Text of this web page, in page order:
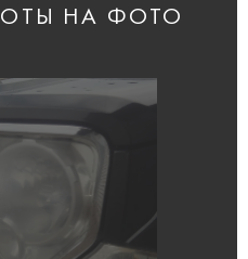
НА ФОТО